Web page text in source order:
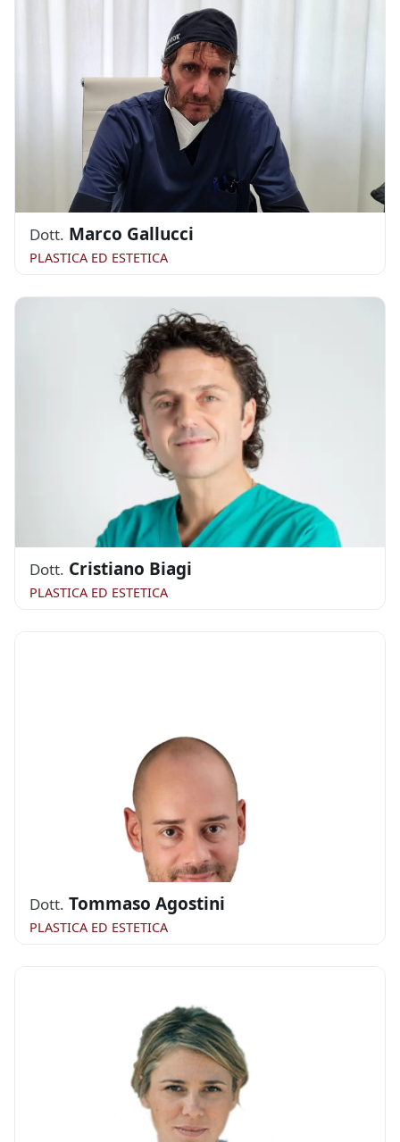
Dott. Marco Gallucci
PLASTICA ED ESTETICA
Dott. Cristiano Biagi
PLASTICA ED ESTETICA
Dott. Tommaso Agostini
PLASTICA ED ESTETICA